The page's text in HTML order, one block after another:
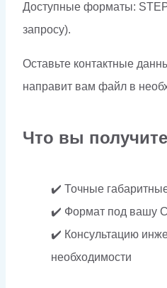
Доступные форматы:
запросу).
Оставьте контактные
направит вам файл в
Что вы получите
✔️ Точные
✔️ Формат под вашу
✔️ Консультацию
необходимости